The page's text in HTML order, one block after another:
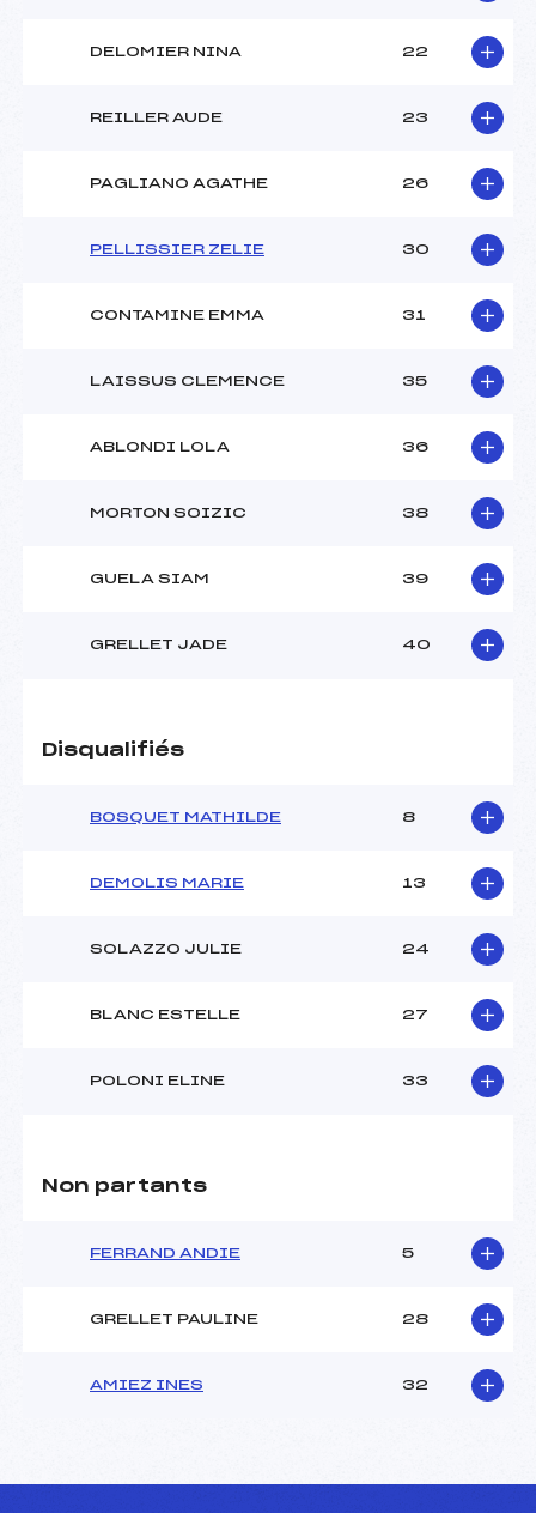
DELOMIER NINA 22
REILLER AUDE 23
PAGLIANO AGATHE 26
PELLISSIER ZELIE 30
CONTAMINE EMMA 31
LAISSUS CLEMENCE 35
ABLONDI LOLA 36
MORTON SOIZIC 38
GUELA SIAM 39
GRELLET JADE 40
Disqualifiés
BOSQUET MATHILDE 8
DEMOLIS MARIE 13
SOLAZZO JULIE 24
BLANC ESTELLE 27
POLONI ELINE 33
Non partants
FERRAND ANDIE 5
GRELLET PAULINE 28
AMIEZ INES 32